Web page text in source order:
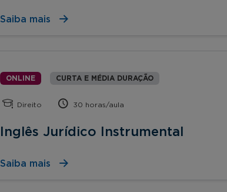
Saiba mais
ONLINE CURTA E MÉDIA DURAÇÃO
Direito 30 horas/aula
Inglês Jurídico Instrumental
Saiba mais